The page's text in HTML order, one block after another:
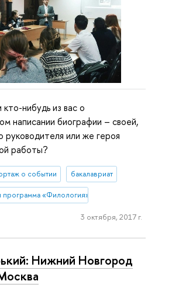
нибудь из вас о
написании биографии – своей,
руководителя или же героя
работы?
о событии бакалавриат
программа «Филология»
3 октября, 2017 г.
Нижний Новгород